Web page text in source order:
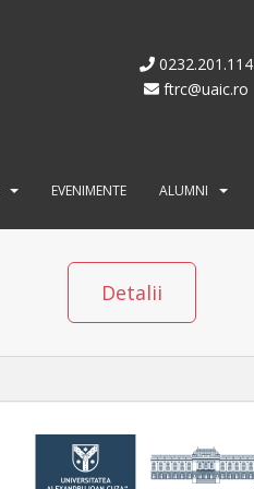
0232.201.114
ftrc@uaic.ro
EVENIMENTE ALUMNI
Detalii